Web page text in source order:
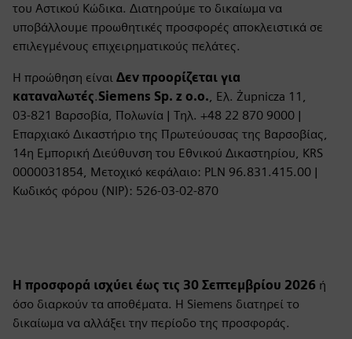
του Αστικού Κώδικα. Διατηρούμε το δικαίωμα να
υποβάλλουμε προωθητικές προσφορές αποκλειστικά σε
επιλεγμένους επιχειρηματικούς πελάτες.
Η προώθηση είναι Δεν προορίζεται για
καταναλωτές.Siemens Sp. z ο.ο. , Ελ. Żupnicza 11,
03‑821 Βαρσοβία, Πολωνία | Τηλ. +48 22 870 9000 |
Επαρχιακό Δικαστήριο της Πρωτεύουσας της Βαρσοβίας,
14η Εμπορική Διεύθυνση του Εθνικού Δικαστηρίου, KRS
0000031854, Μετοχικό κεφάλαιο: PLN 96.831.415.00 |
Κωδικός φόρου (NIP): 526‑03‑02‑870
Η προσφορά ισχύει έως τις 30 Σεπτεμβρίου 2026 ή
όσο διαρκούν τα αποθέματα. Η Siemens διατηρεί το
δικαίωμα να αλλάξει την περίοδο της προσφοράς.